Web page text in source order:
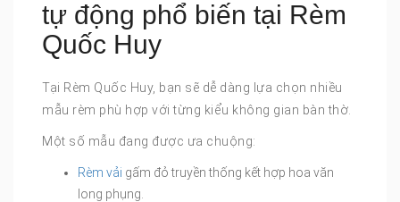
tự động phổ biến tại Rèm
Quốc Huy
Tại Rèm Quốc Huy, bạn sẽ dễ dàng lựa chọn nhiều
mẫu rèm phù hợp với từng kiểu không gian bàn thờ.
Một số mẫu đang được ưa chuộng:
Rèm vải gấm đỏ truyền thống kết hợp hoa văn
long phụng.